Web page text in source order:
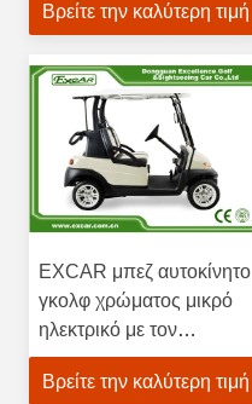
κατόχους φλυτζανιών
Βρείτε την καλύτερη τιμή
EXCAR μπεζ αυτοκίνητο
γκολφ χρώματος μικρό
ηλεκτρικό με τον
προβολέα της Ιταλίας
Graziano Axle LED
Βρείτε την καλύτερη τιμή